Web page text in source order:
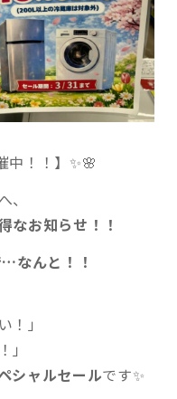
中！！】✨🌸
なお知らせ！！
なんと！！
！」
」
シャルセールです✨